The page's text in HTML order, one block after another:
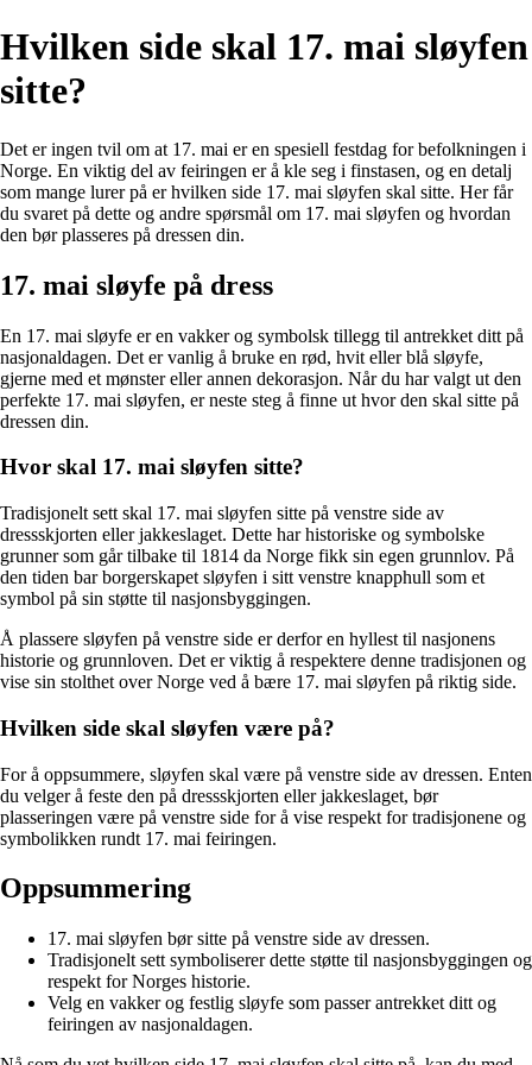
Hvilken side skal 17. mai sløyfen
sitte?
Det er ingen tvil om at 17. mai er en spesiell festdag for befolkningen i
Norge. En viktig del av feiringen er å kle seg i finstasen, og en detalj
som mange lurer på er hvilken side 17. mai sløyfen skal sitte. Her får
du svaret på dette og andre spørsmål om 17. mai sløyfen og hvordan
den bør plasseres på dressen din.
17. mai sløyfe på dress
En 17. mai sløyfe er en vakker og symbolsk tillegg til antrekket ditt på
nasjonaldagen. Det er vanlig å bruke en rød, hvit eller blå sløyfe,
gjerne med et mønster eller annen dekorasjon. Når du har valgt ut den
perfekte 17. mai sløyfen, er neste steg å finne ut hvor den skal sitte på
dressen din.
Hvor skal 17. mai sløyfen sitte?
Tradisjonelt sett skal 17. mai sløyfen sitte på venstre side av
dressskjorten eller jakkeslaget. Dette har historiske og symbolske
grunner som går tilbake til 1814 da Norge fikk sin egen grunnlov. På
den tiden bar borgerskapet sløyfen i sitt venstre knapphull som et
symbol på sin støtte til nasjonsbyggingen.
Å plassere sløyfen på venstre side er derfor en hyllest til nasjonens
historie og grunnloven. Det er viktig å respektere denne tradisjonen og
vise sin stolthet over Norge ved å bære 17. mai sløyfen på riktig side.
Hvilken side skal sløyfen være på?
For å oppsummere, sløyfen skal være på venstre side av dressen. Enten
du velger å feste den på dressskjorten eller jakkeslaget, bør
plasseringen være på venstre side for å vise respekt for tradisjonene og
symbolikken rundt 17. mai feiringen.
Oppsummering
17. mai sløyfen bør sitte på venstre side av dressen.
Tradisjonelt sett symboliserer dette støtte til nasjonsbyggingen og
respekt for Norges historie.
Velg en vakker og festlig sløyfe som passer antrekket ditt og
feiringen av nasjonaldagen.